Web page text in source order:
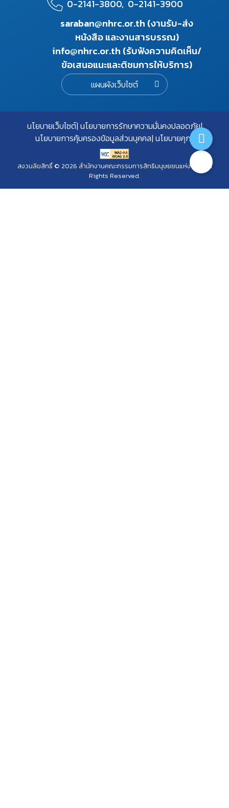
0-2141-3800, 0-2141-3900
saraban@nhrc.or.th (งานรับ-ส่ง
หนังสือ และงานสารบรรณ)
info@nhrc.or.th (รับฟังความคิดเห็น/
ข้อเสนอแนะและติชมการให้บริการ)
แผนผังเว็บไซต์
นโยบายเว็บไซต์ นโยบายการรักษาความมั่นคงปลอดภัย
นโยบายการคุ้มครองข้อมูลส่วนบุคคล นโยบายคุกกี้
สงวนลิขสิทธิ์ © 2026 สำนักงานคณะกรรมการสิทธิมนุษยชนแห่งชาติ. All
Rights Reserved.